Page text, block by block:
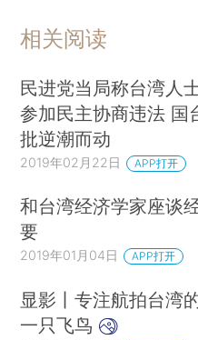
相关阅读
民进党当局称台湾人
参加民主协商违法 国
批逆潮而动
2019年02月22日 APP打开
和台湾经济学家座谈
要
2019年01月04日 APP打开
显影丨专注航拍台湾
一只飞鸟